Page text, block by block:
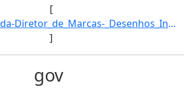
[
7: Titulo_da_Agenda-Diretor_de_Marcas-_Desenhos_Industriais_e_Indicacoes_Geograficas-Descricao_da_Agend]
]
gov